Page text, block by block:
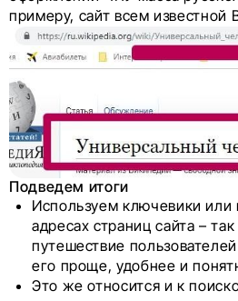
примеру, сайт всем известной
Подведем итоги
Используем ключевики
адресах страниц сайта –
путешествие
его проще, удобнее и
Это же относится и к